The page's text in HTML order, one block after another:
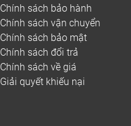
Chính sách bảo hành
Chính sách vận chuyển
Chính sách bảo mật
Chính sách đổi trả
Chính sách về giá
Giải quyết khiếu nại